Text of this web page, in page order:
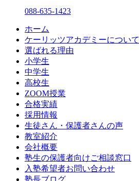
088-635-1423
ホーム
ケーリッツアカデミーについて
選ばれる理由
小学生
中学生
高校生
ZOOM授業
合格実績
採用情報
生徒さん・保護者さんの声
教室紹介
会社概要
塾生の保護者向けご相談窓口
入塾希望者お問い合わせ